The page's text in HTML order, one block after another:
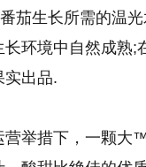
茄生长所需的温
长环境中自然成熟
实出品.
举措下，一颗大